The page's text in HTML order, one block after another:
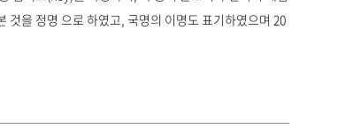
것을 정명 으로 하였고, 국명의 이명도 표기하였으며 20